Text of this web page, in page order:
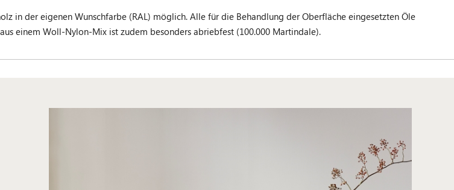
in der eigenen Wunschfarbe (RAL) möglich. Alle für die Behandlung der Oberfläche eingesetzten Öle
einem Woll-Nylon-Mix ist zudem besonders abriebfest (100.000 Martindale).